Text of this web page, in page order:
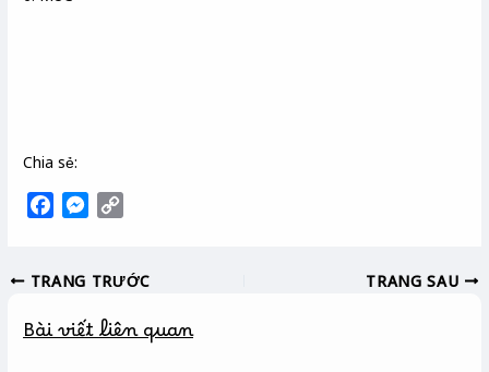
Chia sẻ:
e
o
M
s
n
y
i
TRANG TRƯỚC TRANG SAU
Bài viết liên quan